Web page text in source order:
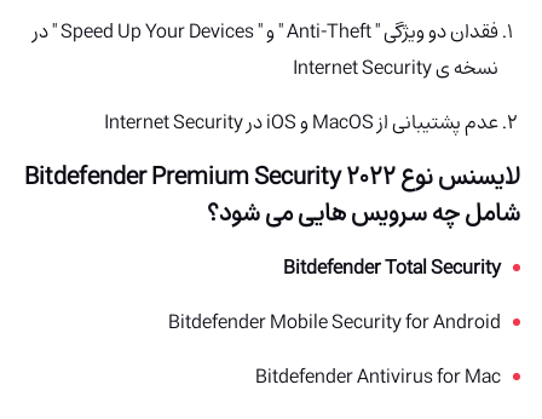
فقدان دو ویژگی " Anti-Theft " و " Speed Up Your Devices " در
نسخه ی Internet Security
عدم پشتیبانی از MacOS و iOS در Internet Security
لایسنس نوع Bitdefender Premium Security 2022
شامل چه سرویس هایی می شود؟
Bitdefender Total Security
Bitdefender Mobile Security for Android
Bitdefender Antivirus for Mac